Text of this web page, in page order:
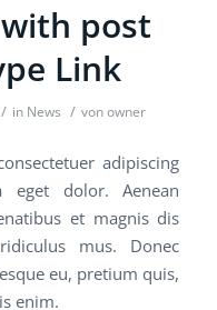
post
Link
/ in News / vonowner
adipiscing
eget dolor. Aenean
et magnis dis
mus. Donec
eu, pretium quis,
enim.